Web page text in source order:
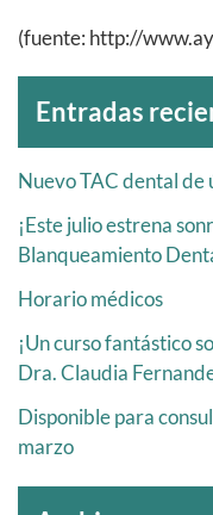
(fuente: http://
Entradas
Nuevo TAC dental de
¡Este julio estrena
Blanqueamiento
Horario médicos
¡Un curso fantástico
Dra. Claudia
Disponible para
marzo